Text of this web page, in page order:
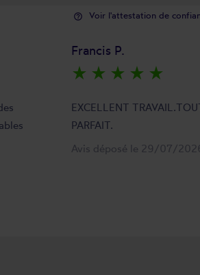
help_outline Voir l'attestation de
Francis P.
star_rate star_rate star_rate star_rate star_rate
EXCELLENT
PARFAIT.
Avis déposé le 29/07/